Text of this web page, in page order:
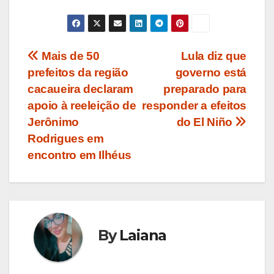
Navegação
de
Post
Lula diz que
governo está
preparado para
responder a efeitos
do El Niño
Mais de 50
prefeitos da região
cacaueira declaram
apoio à reeleição de
Jerônimo
Rodrigues em
encontro em Ilhéus
ByLaiana